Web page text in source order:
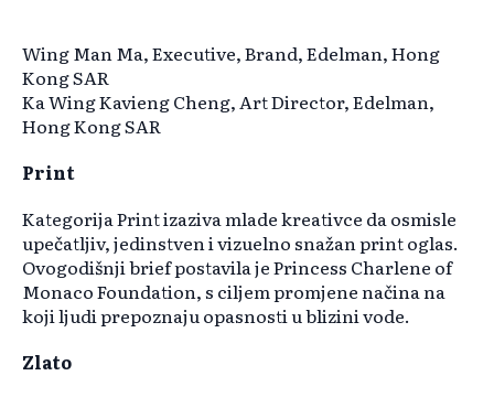
Wing Man Ma, Executive, Brand, Edelman, Hong
Kong SAR
Ka Wing Kavieng Cheng, Art Director, Edelman,
Hong Kong SAR
Print
Kategorija Print izaziva mlade kreativce da osmisle
upečatljiv, jedinstven i vizuelno snažan print oglas.
Ovogodišnji brief postavila je Princess Charlene of
Monaco Foundation, s ciljem promjene načina na
koji ljudi prepoznaju opasnosti u blizini vode.
Zlato